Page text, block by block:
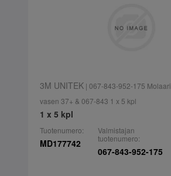
3M UNITEK| 067-843-952-175
vasen 37+ & 067-843 1 x 5 kpl
1 x 5 kpl
Tuotenumero:
MD177742
Valmistajan
tuotenumero:
067-843-952-175